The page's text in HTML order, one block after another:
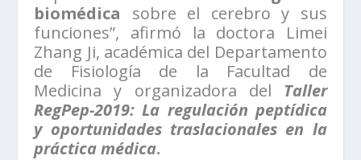
biomédica sobre el cerebro y sus
funciones”, afirmó la doctora Limei
Zhang Ji, académica del Departamento
de Fisiología de la Facultad de
Medicina y organizadora del Taller
RegPep-2019: La regulación peptídica
y oportunidades traslacionales en la
práctica médica.